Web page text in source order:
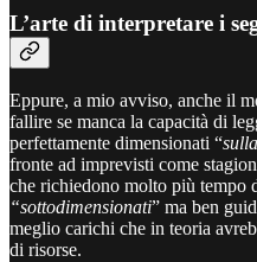
L’arte di interpretare i
Eppure, a mio avviso, anche il
fallire se manca la capacità di
perfettamente dimensionati “
fronte ad imprevisti come
che richiedono molto più tempo
“sottodimensionati” ma ben
meglio carichi che in teoria
di risorse.